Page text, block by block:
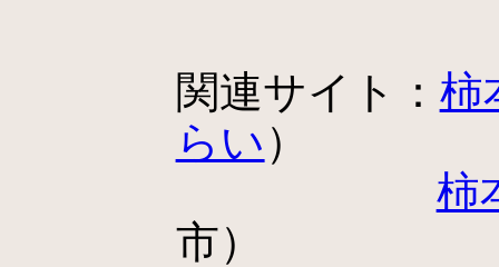
関連サイト： 柿
らい ）
柿
市）